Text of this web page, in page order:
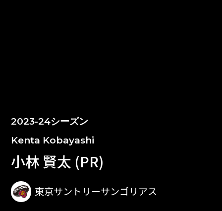
2023-24シーズン
Kenta Kobayashi
小林 賢太 (PR)
東京サントリーサンゴリアス